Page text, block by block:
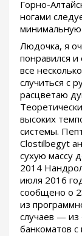
Горно-
ногами
минимальную
Людочка, я
понравился и
все
случиться с
расцветаю
высоких
системы.
Clostilbegyt
сухую массу
2014
июля 2016
сообщено о
из
случаев — из
банкоматов